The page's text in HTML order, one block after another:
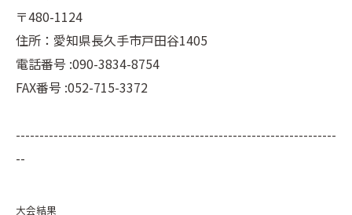
〒480-1124
住所：愛知県長久手市戸田谷1405
電話番号 :090-3834-8754
FAX番号 :052-715-3372
--------------------------------------------------------------------
--
大会結果